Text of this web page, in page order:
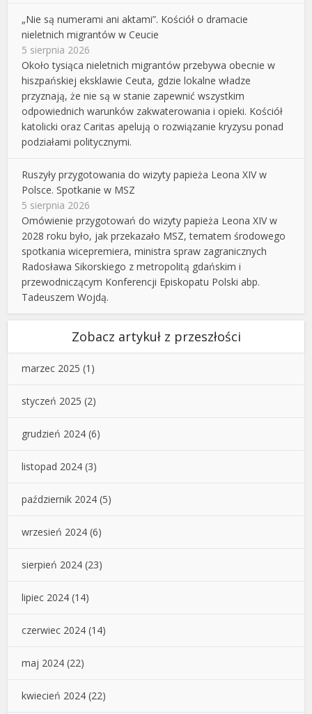
„Nie są numerami ani aktami”. Kościół o dramacie
nieletnich migrantów w Ceucie
5 sierpnia 2026
Około tysiąca nieletnich migrantów przebywa obecnie w
hiszpańskiej eksklawie Ceuta, gdzie lokalne władze
przyznają, że nie są w stanie zapewnić wszystkim
odpowiednich warunków zakwaterowania i opieki. Kościół
katolicki oraz Caritas apelują o rozwiązanie kryzysu ponad
podziałami politycznymi.
Ruszyły przygotowania do wizyty papieża Leona XIV w
Polsce. Spotkanie w MSZ
5 sierpnia 2026
Omówienie przygotowań do wizyty papieża Leona XIV w
2028 roku było, jak przekazało MSZ, tematem środowego
spotkania wicepremiera, ministra spraw zagranicznych
Radosława Sikorskiego z metropolitą gdańskim i
przewodniczącym Konferencji Episkopatu Polski abp.
Tadeuszem Wojdą.
Zobacz artykuł z przeszłości
marzec 2025 (1)
styczeń 2025 (2)
grudzień 2024 (6)
listopad 2024 (3)
październik 2024 (5)
wrzesień 2024 (6)
sierpień 2024 (23)
lipiec 2024 (14)
czerwiec 2024 (14)
maj 2024 (22)
kwiecień 2024 (22)